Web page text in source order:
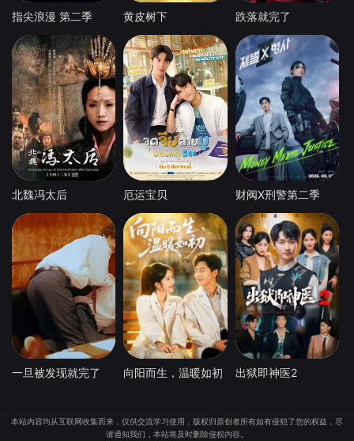
指尖浪漫 第二季 黄皮树下 跌落就完了
北魏冯太后 厄运宝贝 财阀X刑警第二季
一旦被发现就完了 向阳而生，温暖如初 出狱即神医2
本站内容均从互联网收集而来，仅供交流学习使用，版权归原创者所有如有侵犯了您的权益，尽
请通知我们，本站将及时删除侵权内容。